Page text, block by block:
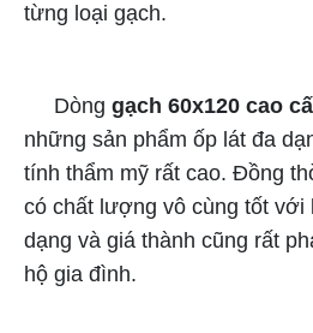
từng loại gạch.
Dòng gạch 60x120 cao
những sản phẩm ốp lát đa
tính thẩm mỹ rất cao. Đồng
có chất lượng vô cùng tốt với
dạng và giá thành cũng rất
hộ gia đình.